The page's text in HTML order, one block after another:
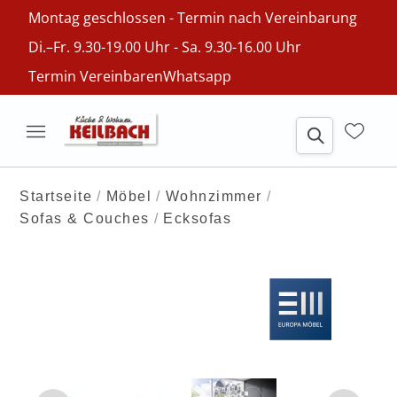
Montag geschlossen - Termin nach Vereinbarung
Di.–Fr. 9.30-19.00 Uhr - Sa. 9.30-16.00 Uhr
Termin VereinbarenWhatsapp
Startseite Möbel
Wohnzimmer
Sofas & Couches
Ecksofas